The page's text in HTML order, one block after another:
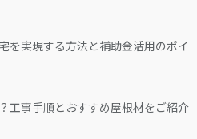
を実現する方法と補助金活用のポイ
工事手順とおすすめ屋根材をご紹介